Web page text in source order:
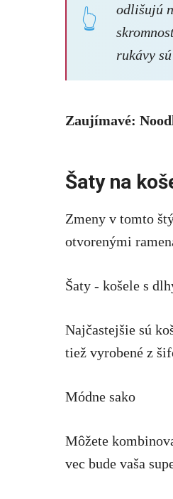
odlišujú
rukávy
Zaujímavé:
Šaty na
Zmeny v tomto
otvorenými
Šaty - košele s
Najčastejšie sú
tiež vyrobené z
Módne sako
Môžete
vec bude vaša